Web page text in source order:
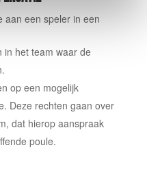
aan een speler in een
in het team waar de
op een mogelijk
Deze rechten gaan over
dat hierop aanspraak
poule.